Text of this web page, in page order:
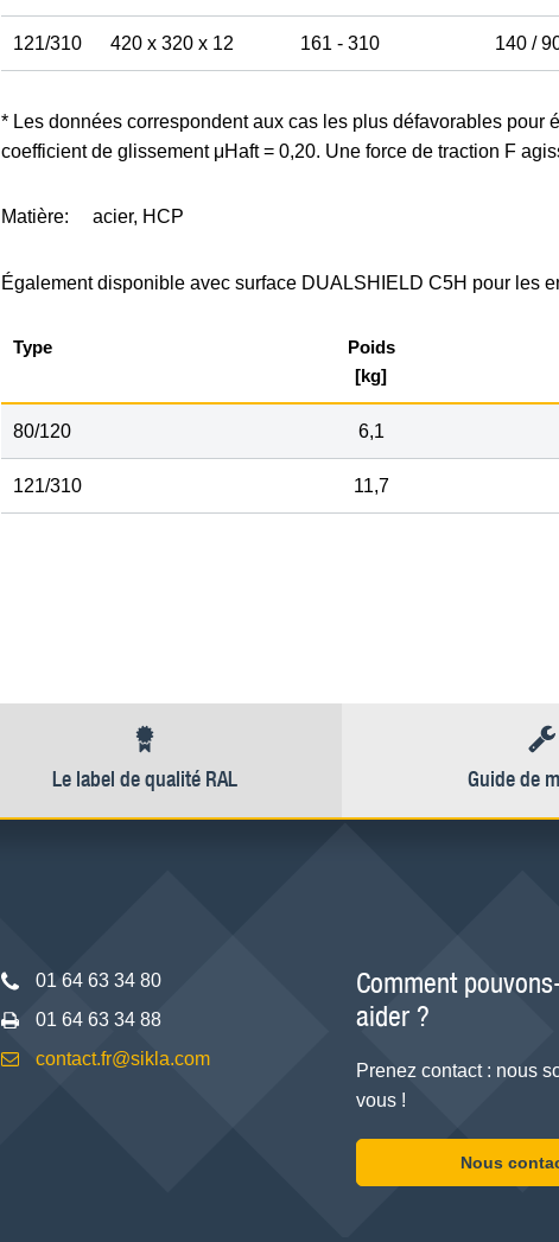
121/310 420 x 320 x 12 161 - 310 140 /
* Les données correspondent aux cas les plus défavorables pour
coefficient de glissement μHaft = 0,20. Une force de traction F
Matière: acier, HCP
Également disponible avec surface DUALSHIELD C5H pour les
Type
Poids
[kg]
80/120 6,1
121/310 11,7
Le label de qualité RAL Guide de
01 64 63 34 80
01 64 63 34 88
contact.fr@sikla.com
Comment
aider ?
Prenez contact : nous
vous !
Nous